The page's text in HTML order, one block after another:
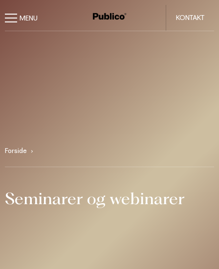
KONTAKT
Forside
Seminarer og webinarer